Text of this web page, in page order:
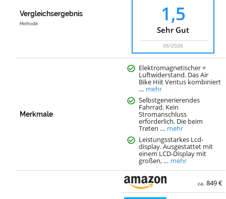
Vergleichsergebnis
Methodik 1,5
Sehr Gut
05/2026
Merkmale
Elektromagnetischer +
Luftwiderstand. Das Air
Bike Hiit Ventus kombiniert
… mehr
Selbstgenerierendes
Fahrrad. Kein
Stromanschluss
erforderlich. Die beim
Treten … mehr
Leistungsstarkes Lcd-
display. Ausgestattet mit
einem LCD-Display mit
großen, … mehr
ca.849 €